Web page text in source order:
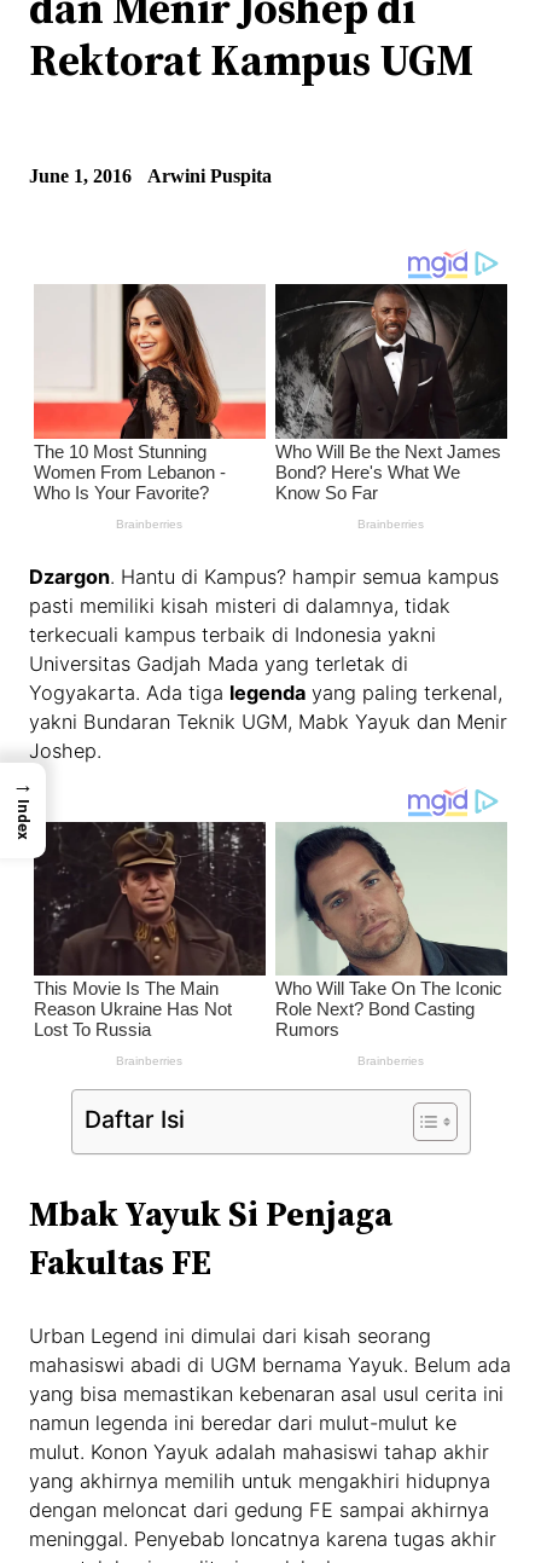
Rektorat Kampus UGM
June 1, 2016 Arwini Puspita
Dzargon. Hantu di Kampus? hampir semua kampus
pasti memiliki kisah misteri di dalamnya, tidak
terkecuali kampus terbaik di Indonesia yakni
Universitas Gadjah Mada yang terletak di
Yogyakarta. Ada tiga legenda yang paling terkenal,
yakni Bundaran Teknik UGM, Mabk Yayuk dan Menir
Joshep.
Daftar Isi
Mbak Yayuk Si Penjaga
Fakultas FE
Urban Legend ini dimulai dari kisah seorang
mahasiswi abadi di UGM bernama Yayuk. Belum ada
yang bisa memastikan kebenaran asal usul cerita ini
namun legenda ini beredar dari mulut-mulut ke
mulut. Konon Yayuk adalah mahasiswi tahap akhir
yang akhirnya memilih untuk mengakhiri hidupnya
dengan meloncat dari gedung FE sampai akhirnya
meninggal. Penyebab loncatnya karena tugas akhir
→
Index